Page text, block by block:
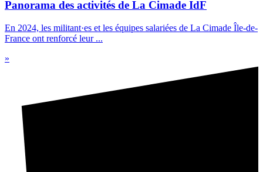
Panorama des activités de La Cimade IdF
En 2024, les militant·es et les équipes salariées de La Cimade Île-de-
France ont renforcé leur ...
»